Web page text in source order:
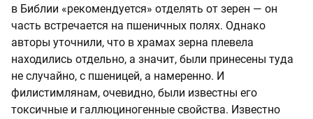
в Библии «рекомендуется» отделять от зерен — он
часть встречается на пшеничных полях. Однако
авторы уточнили, что в храмах зерна плевела
находились отдельно, а значит, были принесены туда
не случайно, с пшеницей, а намеренно. И
филистимлянам, очевидно, были известны его
токсичные и галлюциногенные свойства. Известно